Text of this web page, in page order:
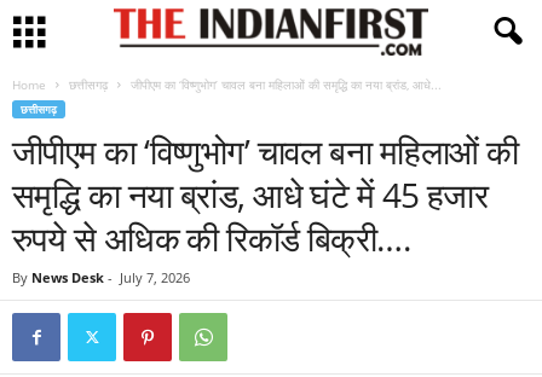
Home छत्तीसगढ़ जीपीएम का ‘विष्णुभोग’ चावल बना महिलाओं की समृद्धि का नया ब्रांड, आधे...
छत्तीसगढ़
जीपीएम का ‘विष्णुभोग’ चावल बना महिलाओं की
समृद्धि का नया ब्रांड, आधे घंटे में 45 हजार
रुपये से अधिक की रिकॉर्ड बिक्री….
By News Desk - July 7, 2026